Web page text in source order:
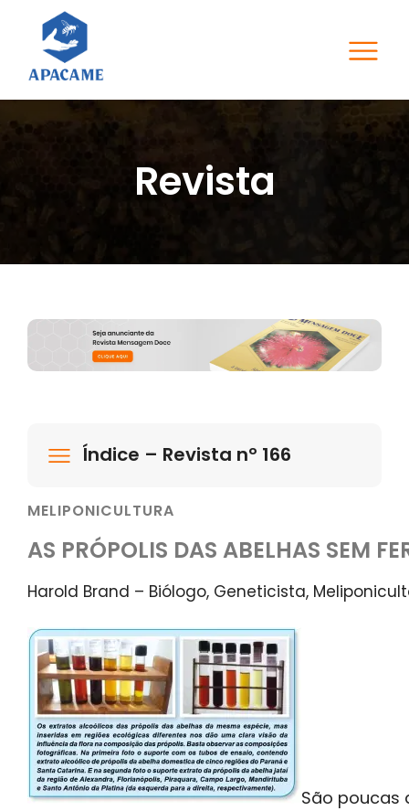
Revista
Índice – Revista nº 166
MELIPONICULTURA
AS PRÓPOLIS DAS ABELHAS SEM
Harold Brand – Biólogo, Geneticista,
São poucas